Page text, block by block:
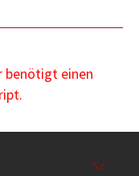
benötigt einen